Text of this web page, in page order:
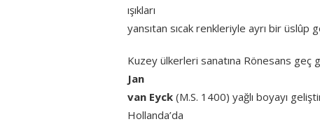
ışıkları
yansıtan sıcak renkleriyle ayrı bir üslûp
Kuzey ülkerleri sanatına Rönesans geç
Jan
van Eyck (M.S. 1400) yağlı boyayı
Hollanda’da